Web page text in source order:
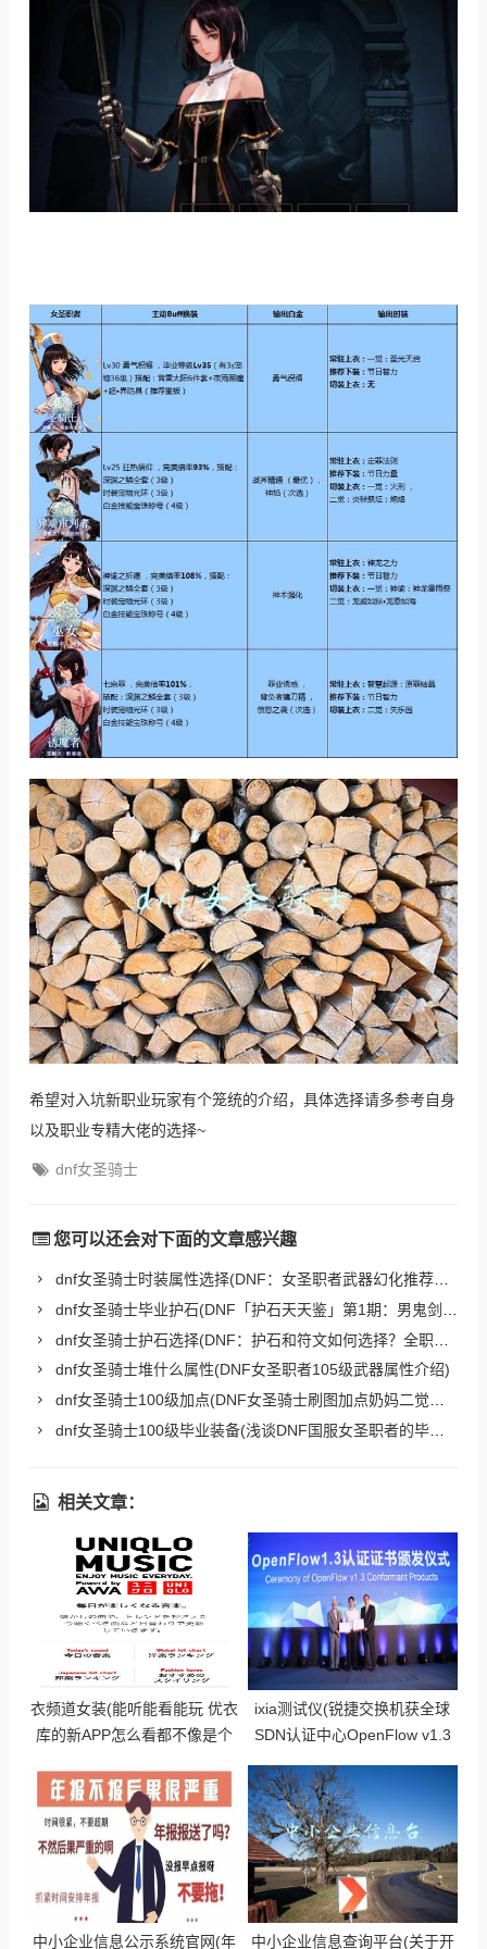
希望对入坑新职业玩家有个笼统的介绍，具体选择请多参考自身
以及职业专精大佬的选择~
dnf女圣骑士
您可以还会对下面的文章感兴趣
dnf女圣骑士时装属性选择(DNF：女圣职者武器幻化推荐，蓝白武器也有好康的)
dnf女圣骑士毕业护石(DNF「护石天天鉴」第1期：男鬼剑！护石、符文、9保1推荐)
dnf女圣骑士护石选择(DNF：护石和符文如何选择？全职业CP搭配推荐，完美9保1无懈可击)
dnf女圣骑士堆什么属性(DNF女圣职者105级武器属性介绍)
dnf女圣骑士100级加点(DNF女圣骑士刷图加点奶妈二觉加点教学)
dnf女圣骑士100级毕业装备(浅谈DNF国服女圣职者的毕业装备和玩法经验心得)
相关文章：
衣频道女装(能听能看能玩 优衣
库的新APP怎么看都不像是个
ixia测试仪(锐捷交换机获全球
SDN认证中心OpenFlow v1.3
中小企业信息公示系统官网(年 中小企业信息查询平台(关于开